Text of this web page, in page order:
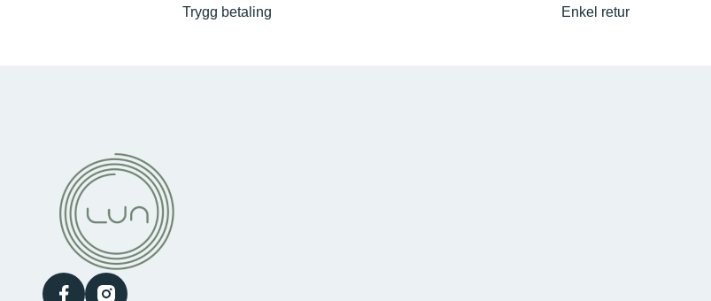
Trygg betaling Enkel retur
facebookinstagram